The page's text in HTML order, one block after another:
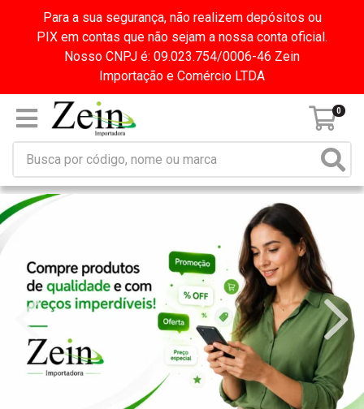
Para a sua segurança, não realizem depósitos ou
PIX em contas que não sejam a nossa conta oficial.
Nosso CNPJ é: 09.023.754/0006-46 Zein
Importação e Comércio LTDA
0